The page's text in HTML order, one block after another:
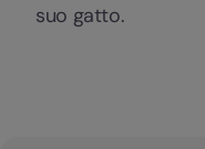
suo gatto.